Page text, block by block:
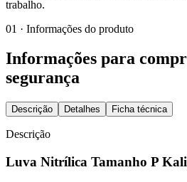
trabalho.
01 · Informações do produto
Informações para
segurança
Descrição Detalhes Ficha técnica
Descrição
Luva Nitrílica Tamanho P